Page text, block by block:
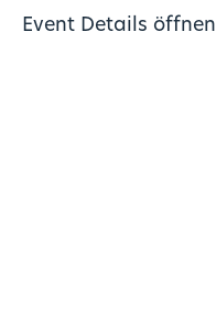
Event Details öffnen